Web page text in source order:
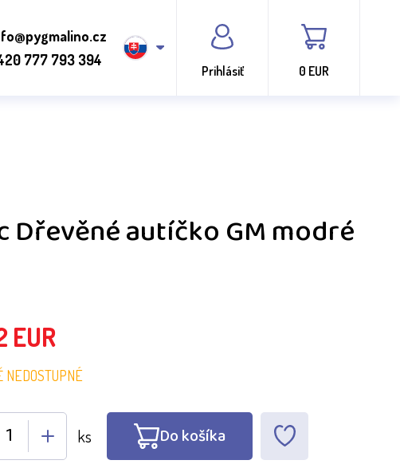
777 793 394
Prihlásiť 0 EUR
Dřevěné autíčko GM modré
EUR
NEDOSTUPNÉ
ks Do košíka